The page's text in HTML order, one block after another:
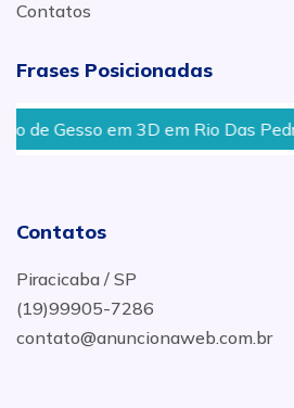
Contatos
Frases Posicionadas
em 3D em Rio Das Pedras
Contatos
Piracicaba / SP
(19)99905-7286
contato@anuncionaweb.com.br